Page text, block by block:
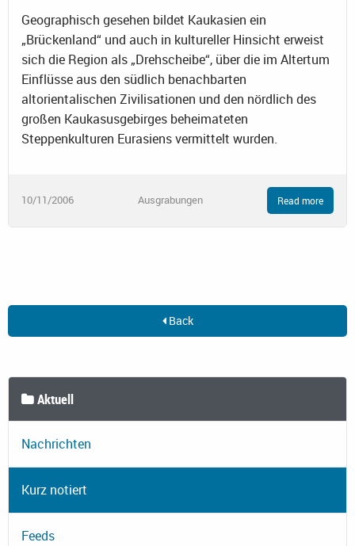
Geographisch gesehen bildet Kaukasien ein
„Brückenland“ und auch in kultureller Hinsicht erweist
sich die Region als „Drehscheibe“, über die im Altertum
Einflüsse aus den südlich benachbarten
altorientalischen Zivilisationen und den nördlich des
großen Kaukasusgebirges beheimateten
Steppenkulturen Eurasiens vermittelt wurden.
10/11/2006 Ausgrabungen Read more
Back
Aktuell
Nachrichten
Kurz notiert
Feeds